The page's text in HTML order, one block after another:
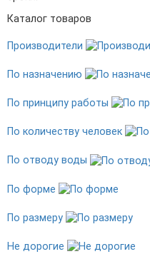
Каталог товаров
Производители
По назначению
По принципу работы
По количеству человек
По отводу воды
По форме
По размеру
Не дорогие